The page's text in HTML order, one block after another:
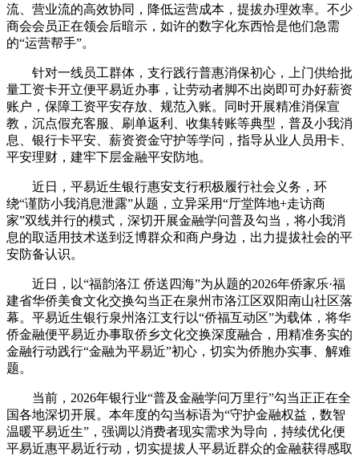
流、营业流的高效协同，降低运营成本，提拔办理效率。不少
商会会员正在领会后暗示，如许的数字化东西恰是他们急需
的“运营帮手”。
针对一线员工群体，支行践行普惠消保初心，上门供给批
量工资卡开立便平易近办事，让劳动者脚不出岗即可办好薪资
账户，保障工资平安存放、规范入账。同时开展精准消保宣
教，沉点假充客服、刷单返利、收集转账等典型，普及小我消
息、银行卡平安、薪资资金守护等学问，指导从业人员用卡、
平安理财，建牢下层金融平安防地。
近日，平易近生银行惠安支行积极履行社会义务，环
绕“谨防小我消息泄露”从题，立异采用“厅堂阵地+走访商
家”双线并行的模式，深切开展金融学问普及勾当，将小我消
息的取适用技术送到泛博群众和商户身边，出力提拔社会的平
安防备认识。
近日，以“福韵洛江 侨送四海”为从题的2026年侨家乐·福
建省华侨美食文化交换勾当正在泉州市洛江区双阳南山社区落
幕。平易近生银行泉州洛江支行以“侨福互动区”为载体，将华
侨金融便平易近办事取侨乡文化交换深度融合，用精准务实的
金融行动践行“金融为平易近”初心，切实为侨胞办实事、解难
题。
当前，2026年银行业“普及金融学问万里行”勾当正正在全
国各地深切开展。本年度的勾当标语为“守护金融权益，数智
温暖平易近生”，强调以消费者现实需求为导向，持续优化便
平易近惠平易近行动，切实提拔人平易近群众的金融获得感取